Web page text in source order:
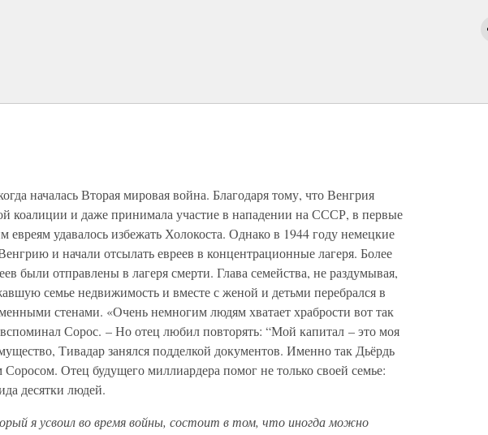
началась Вторая мировая война. Благодаря тому, что Венгрия
коалиции и даже принимала участие в нападении на СССР, в первые
евреям удавалось избежать Холокоста. Однако в 1944 году немецкие
и начали отсылать евреев в концентрационные лагеря. Более
были отправлены в лагеря смерти. Глава семейства, не раздумывая,
семье недвижимость и вместе с женой и детьми перебрался в
стенами. «Очень немногим людям хватает храбрости вот так
Сорос. – Но отец любил повторять: “Мой капитал – это моя
Тивадар занялся подделкой документов. Именно так Дьёрдь
Отец будущего миллиардера помог не только своей семье:
десятки людей.
я усвоил во время войны, состоит в том, что иногда можно